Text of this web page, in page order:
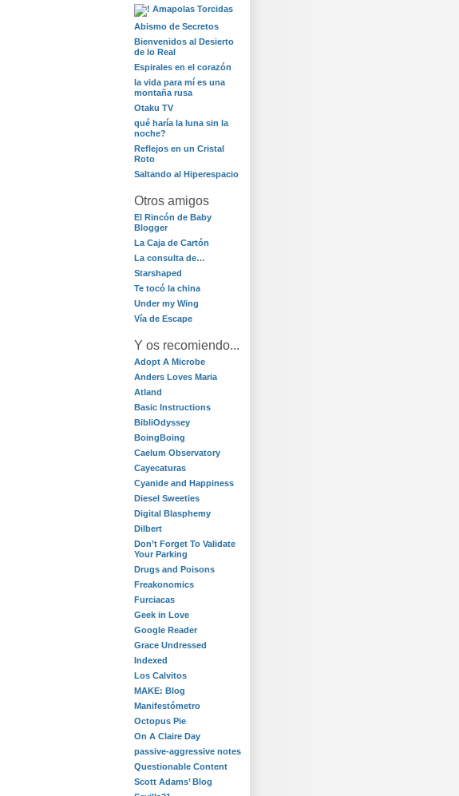
Abismo de Secretos
Bienvenidos al Desierto
de lo Real
Espirales en el corazón
la vida para mí es una
montaña rusa
Otaku TV
qué haría la luna sin la
noche?
Reflejos en un Cristal
Roto
Saltando al Hiperespacio
Otros amigos
El Rincón de Baby
Blogger
La Caja de Cartón
La consulta de…
Starshaped
Te tocó la china
Under my Wing
Vía de Escape
Y os recomiendo...
Adopt A Microbe
Anders Loves Maria
Atland
Basic Instructions
BibliOdyssey
BoingBoing
Caelum Observatory
Cayecaturas
Cyanide and Happiness
Diesel Sweeties
Digital Blasphemy
Dilbert
Don’t Forget To Validate
Your Parking
Drugs and Poisons
Freakonomics
Furciacas
Geek in Love
Google Reader
Grace Undressed
Indexed
Los Calvitos
MAKE: Blog
Manifestómetro
Octopus Pie
On A Claire Day
passive-aggressive notes
Questionable Content
Scott Adams’ Blog